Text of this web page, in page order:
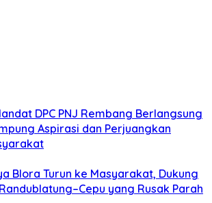
DPC PNJ Rembang Berlangsung
Aspirasi dan Perjuangkan
Blora Turun ke Masyarakat, Dukung
yang Rusak Parah